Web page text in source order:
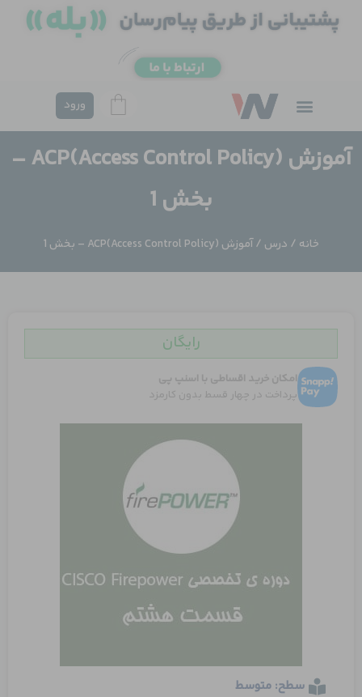
ورود
آموزش ACP(Access Control Policy) –
بخش 1
خانه / درس / آموزش ACP(Access Control Policy) – بخش 1
رایگان
امکان خرید اقساطی با اسنپ پی
پرداخت در چهار قسط بدون کارمزد
سطح: متوسط